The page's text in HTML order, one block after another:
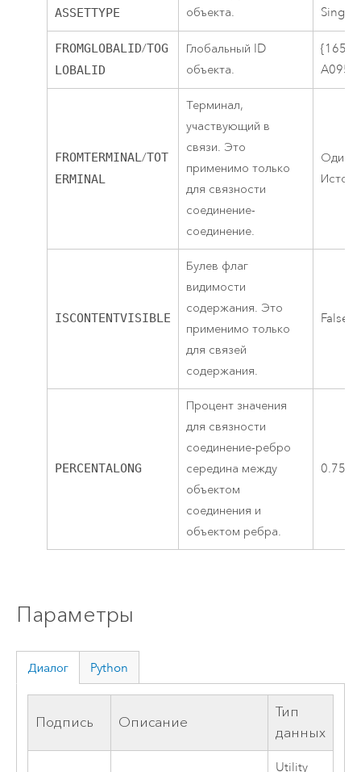
ASSETTYPE
объекта.
FROMGLOBALID/TOG
LOBALID
Глобальный ID
объекта.
A095-
FROMTERMINAL/TOT
ERMINAL
Терминал,
участвующий в
связи. Это
применимо только
для связности
соединение-
соединение.
Один
ISCONTENTVISIBLE
Булев флаг
видимости
содержания. Это
применимо только
для связей
содержания.
False,
PERCENTALONG
Процент значения
для связности
соединение-ребро
середина между
объектом
соединения и
объектом ребра.
0.75
Параметры
Диалог Python
Подпись Описание
Тип
данных
Utility